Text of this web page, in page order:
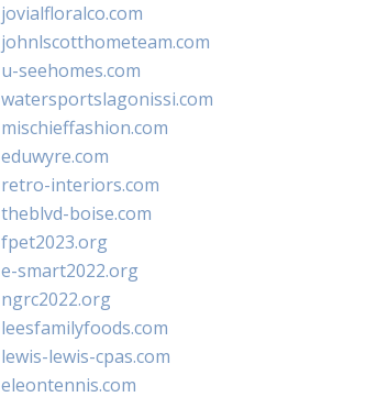
jovialfloralco.com
johnlscotthometeam.com
u-seehomes.com
watersportslagonissi.com
mischieffashion.com
eduwyre.com
retro-interiors.com
theblvd-boise.com
fpet2023.org
e-smart2022.org
ngrc2022.org
leesfamilyfoods.com
lewis-lewis-cpas.com
eleontennis.com